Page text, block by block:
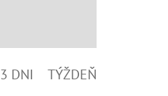
3 DNI TÝŽDEŇ